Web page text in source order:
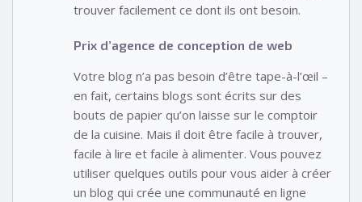
trouver facilement ce dont ils ont besoin.
Prix d’agence de conception de web
Votre blog n’a pas besoin d’être tape-à-l’œil –
en fait, certains blogs sont écrits sur des
bouts de papier qu’on laisse sur le comptoir
de la cuisine. Mais il doit être facile à trouver,
facile à lire et facile à alimenter. Vous pouvez
utiliser quelques outils pour vous aider à créer
un blog qui crée une communauté en ligne